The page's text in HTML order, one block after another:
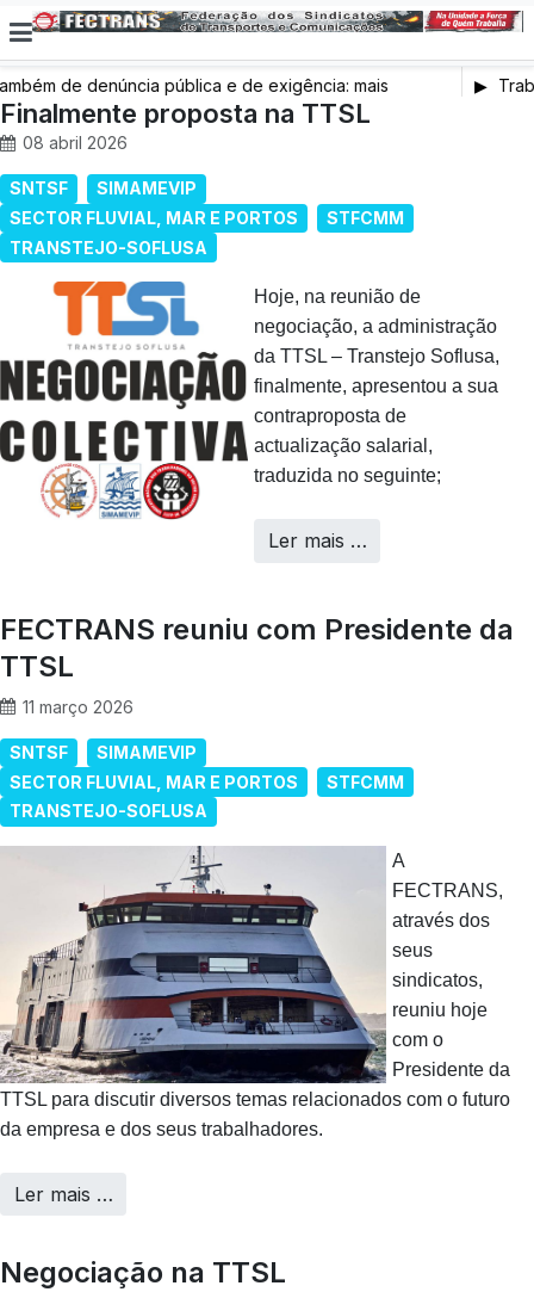
de denúncia pública e de exigência: mais
mais condições de trabalho e mais SNS
Finalmente proposta na TTSL
08 abril 2026
SNTSF
SIMAMEVIP
SECTOR FLUVIAL, MAR E PORTOS
STFCMM
TRANSTEJO-SOFLUSA
Hoje, na reunião de
negociação, a administração
da TTSL – Transtejo Soflusa,
finalmente, apresentou a sua
contraproposta de
actualização salarial,
traduzida no seguinte;
Ler mais …
FECTRANS reuniu com Presidente da
TTSL
11 março 2026
SNTSF
SIMAMEVIP
SECTOR FLUVIAL, MAR E PORTOS
STFCMM
TRANSTEJO-SOFLUSA
A
FECTRANS,
através dos
seus
sindicatos,
reuniu hoje
com o
Presidente da
TTSL para discutir diversos temas relacionados com o futuro
da empresa e dos seus trabalhadores.
Ler mais …
Negociação na TTSL